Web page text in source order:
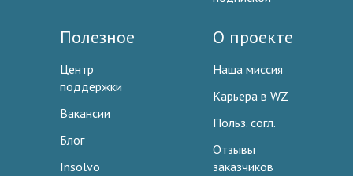
Полезное
Центр
поддержки
Вакансии
Блог
Insolvo
О проекте
Наша миссия
Карьера в WZ
Польз. согл.
Отзывы
заказчиков